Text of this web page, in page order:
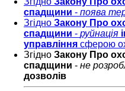
спадщини - поява
Згідно Закону Про
спадщини - руйнація
управління сферою
Згідно Закону Про
спадщини - не
дозволів